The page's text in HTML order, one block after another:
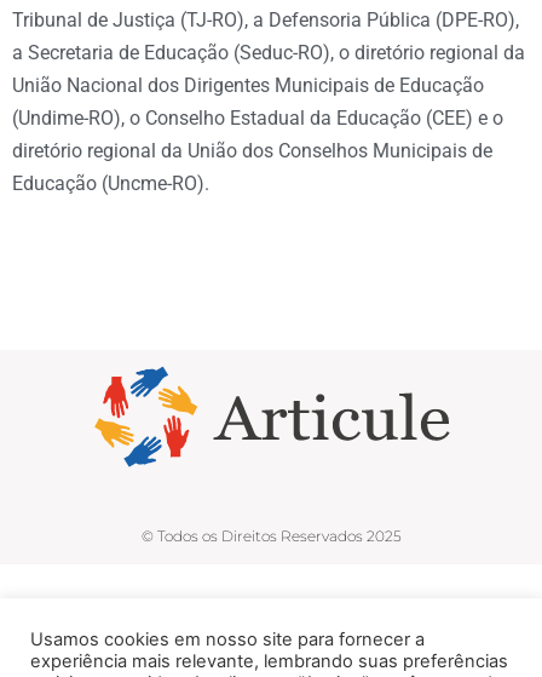
Tribunal de Justiça (TJ-RO), a Defensoria Pública (DPE-RO),
a Secretaria de Educação (Seduc-RO), o diretório regional da
União Nacional dos Dirigentes Municipais de Educação
(Undime-RO), o Conselho Estadual da Educação (CEE) e o
diretório regional da União dos Conselhos Municipais de
Educação (Uncme-RO).
© Todos os Direitos Reservados 2025
Usamos cookies em nosso site para fornecer a
experiência mais relevante, lembrando suas preferências